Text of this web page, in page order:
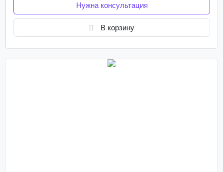
Нужна консультация
В корзину